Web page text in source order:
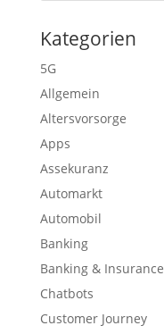
Kategorien
5G
Allgemein
Altersvorsorge
Apps
Assekuranz
Automarkt
Automobil
Banking
Banking & Insurance
Chatbots
Customer Journey